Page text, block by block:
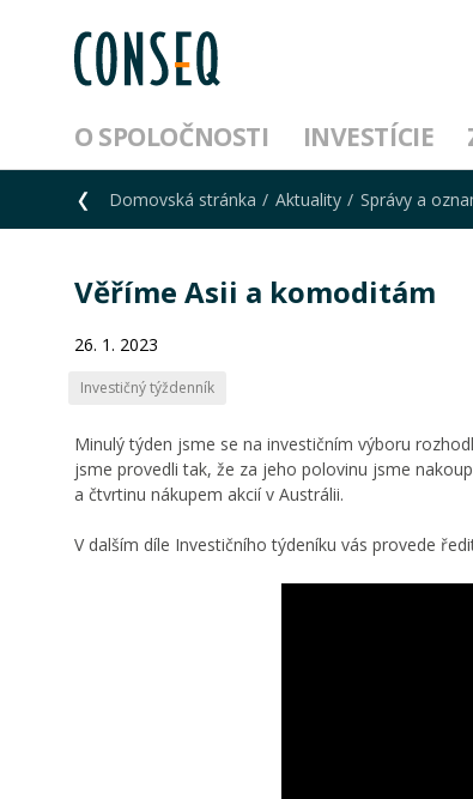
O SPOLOČNOSTI INVESTÍCIE
Domovská stránka Aktuality Správy a
Věříme Asii a komoditám
26. 1. 2023
Investičný týždenník
Minulý týden jsme se na investičním výboru
jsme provedli tak, že za jeho polovinu jsme
a čtvrtinu nákupem akcií v Austrálii.
V dalším díle Investičního týdeníku vás provede